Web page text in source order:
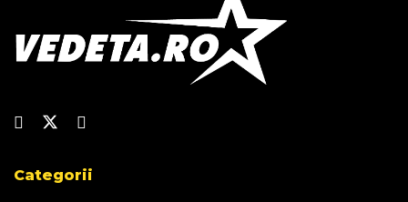
Categorii